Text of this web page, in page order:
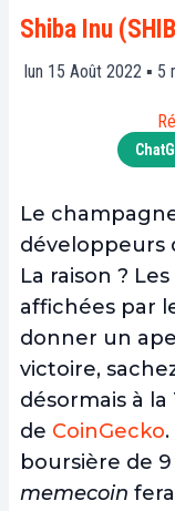
Shiba Inu
lun 15 Août 2022 ▪ 5
Le
développeurs
La raison ?
affichées par
donner un
victoire,
désormais à la
de CoinGecko
boursière de 9
memecoin